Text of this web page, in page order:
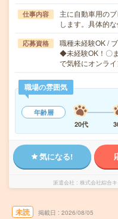
仕事内容
主に自動車用の
します。具体的
応募資格
職種未経験OK /
◆未経験OK！〇
で気軽にオンラ
職場の雰囲気
年齢層
20代
気になる!
派遣会社 株式会社綜合
未読 掲載日 2026/08/05